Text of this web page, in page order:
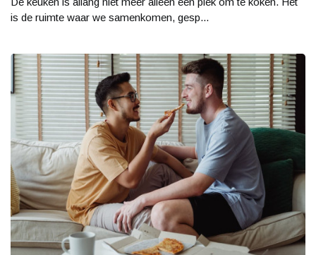
is de ruimte waar we samenkomen, gesp...